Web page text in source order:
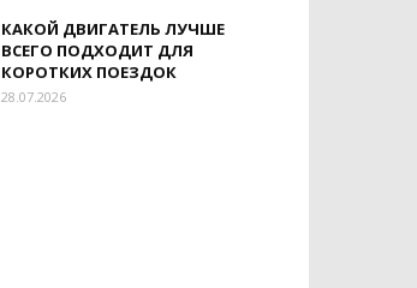
КАКОЙ ДВИГАТЕЛЬ ЛУЧШЕ
ВСЕГО ПОДХОДИТ ДЛЯ
КОРОТКИХ ПОЕЗДОК
28.07.2026